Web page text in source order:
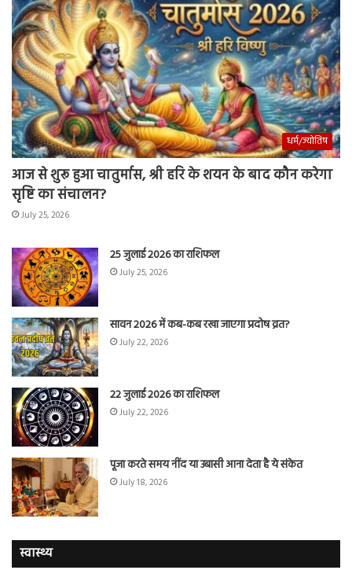
धर्म/ज्योतिष
आज से शुरू हुआ चातुर्मास, श्री हरि के शयन के बाद कौन करेगा
सृष्टि का संचालन?
July 25, 2026
25 जुलाई 2026 का राशिफल
July 25, 2026
सावन 2026 में कब-कब रखा जाएगा प्रदोष व्रत?
July 22, 2026
22 जुलाई 2026 का राशिफल
July 22, 2026
पूजा करते समय नींद या उबासी आना देता है ये संकेत
July 18, 2026
स्वास्थ्य